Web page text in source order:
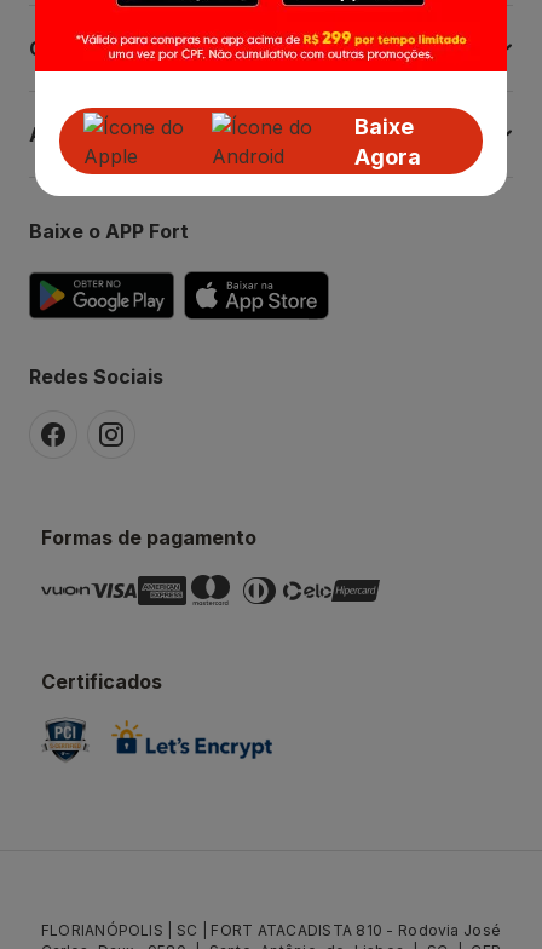
Baixe
Agora
Central de Ajuda
Atendimento
Baixe o APP Fort
Redes Sociais
Formas de pagamento
Certificados
FLORIANÓPOLIS | SC | FORT ATACADISTA 810 - Rodovia José